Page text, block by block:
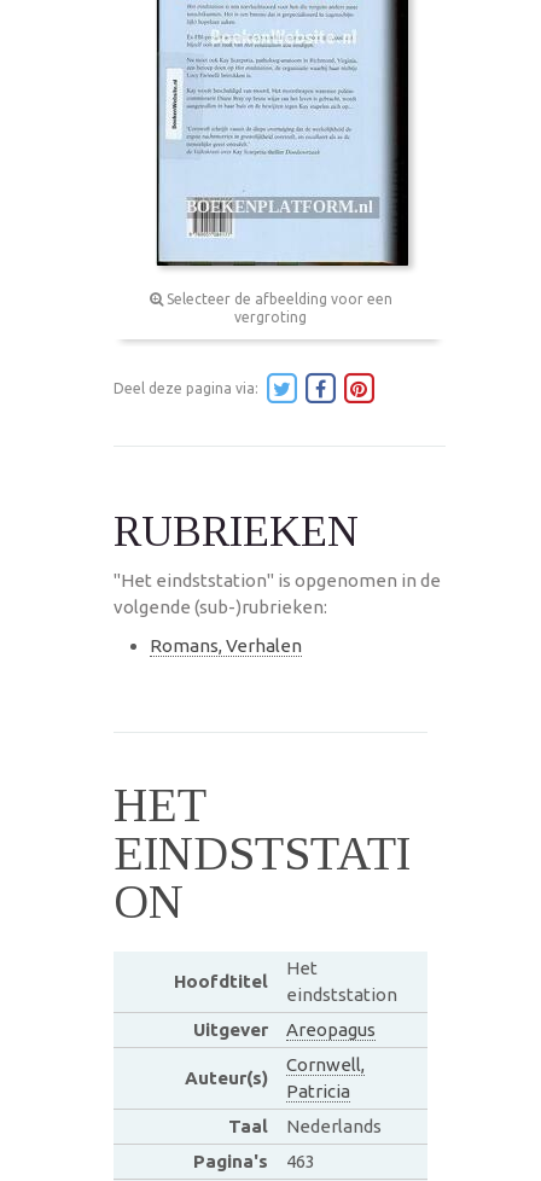
Selecteer de afbeelding voor een
vergroting
Deel deze pagina via:
RUBRIEKEN
"Het eindststation" is opgenomen in de
volgende (sub-)rubrieken:
Romans, Verhalen
HET
EINDSTSTATI
ON
Hoofdtitel
Het
eindststation
Uitgever
Areopagus
Auteur(s)
Cornwell,
Patricia
Taal
Nederlands
Pagina's
463